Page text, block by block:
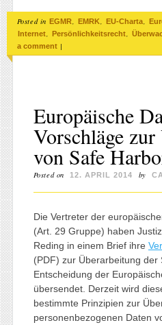
Posted in EGMR, EMRK, EU-Charta,
Internet, Persönlichkeitsrecht,
a comment |
Europäische
Vorschläge zur
von Safe
Posted on 12. APRIL 2014 by
Die Vertreter der
(Art. 29 Gruppe) haben
Reding in einem Brief ihre
(PDF) zur Überarbeitung der
Entscheidung der
übersendet. Derzeit wird
bestimmte Prinzipien zur
personenbezogenen Daten